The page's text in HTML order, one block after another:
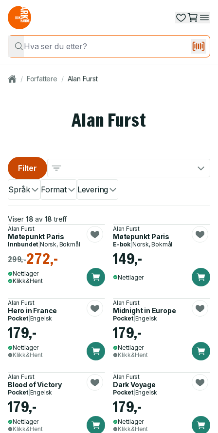
/ Forfattere / Alan Furst
Alan Furst
Språk Format Levering
Filter
Viser 18 av 18 treff
Alan Furst
Møtepunkt Paris
Innbundet |Norsk, Bokmål
299,-272,-
Nettlager
Klikk&Hent
Alan Furst
Møtepunkt Paris
E-bok Norsk, Bokmål
149,-
Nettlager
Alan Furst
Hero in France
Pocket| Engelsk
179,-
Nettlager
Klikk&Hent
Alan Furst
Midnight in Europe
Pocket| Engelsk
179,-
Nettlager
Klikk&Hent
Alan Furst
Blood of Victory
Pocket| Engelsk
179,-
Nettlager
Klikk&Hent
Alan Furst
Dark Voyage
Pocket| Engelsk
179,-
Nettlager
Klikk&Hent